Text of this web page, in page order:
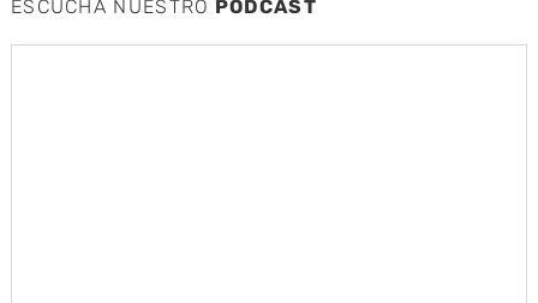
ESCUCHA NUESTRO PODCAST